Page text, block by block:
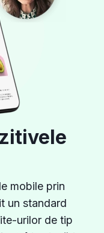
mobile prin
un standard
urilor de tip